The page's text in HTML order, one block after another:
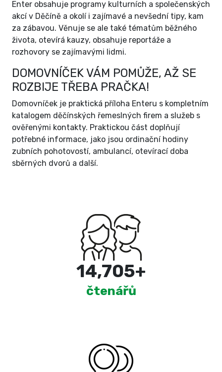
Enter obsahuje programy kulturních a společenských
akcí v Děčíně a okolí i zajímavé a nevšední tipy, kam
za zábavou. Věnuje se ale také tématům běžného
života, otevírá kauzy, obsahuje reportáže a
rozhovory se zajímavými lidmi.
DOMOVNÍČEK VÁM POMŮŽE, AŽ SE
ROZBIJE TŘEBA PRAČKA!
Domovníček je praktická příloha Enteru s kompletním
katalogem děčínských řemeslných firem a služeb s
ověřenými kontakty. Praktickou část doplňují
potřebné informace, jako jsou ordinační hodiny
zubních pohotovostí, ambulancí, otevírací doba
sběrných dvorů a další.
15,000+
čtenářů